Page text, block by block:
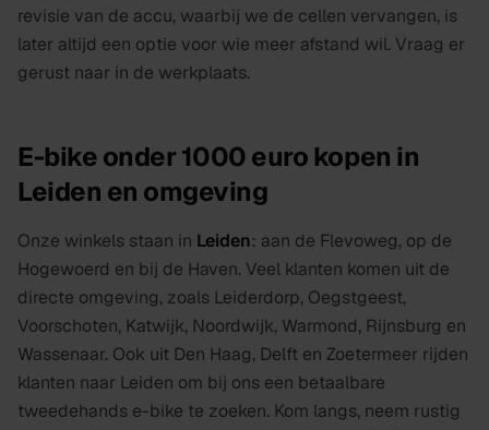
revisie van de accu, waarbij we de cellen vervangen, is
later altijd een optie voor wie meer afstand wil. Vraag er
gerust naar in de werkplaats.
E-bike onder 1000 euro kopen in
Leiden en omgeving
Onze winkels staan in Leiden: aan de Flevoweg, op de
Hogewoerd en bij de Haven. Veel klanten komen uit de
directe omgeving, zoals Leiderdorp, Oegstgeest,
Voorschoten, Katwijk, Noordwijk, Warmond, Rijnsburg en
Wassenaar. Ook uit Den Haag, Delft en Zoetermeer rijden
klanten naar Leiden om bij ons een betaalbare
tweedehands e-bike te zoeken. Kom langs, neem rustig